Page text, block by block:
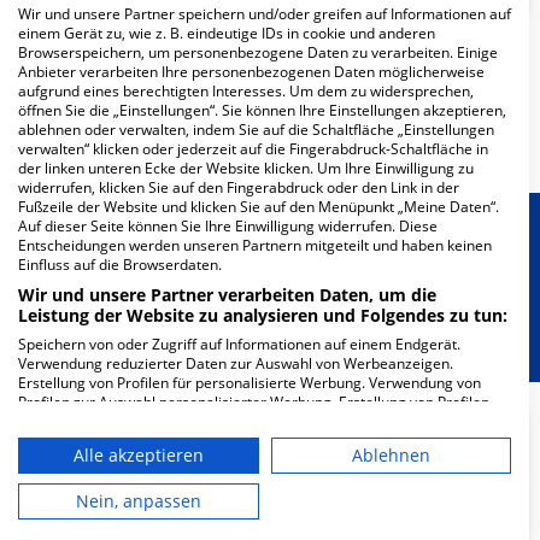
WeitereFachabteilungen 37
Mehr Informationen
Besondere Merkmale
Berücksichtigung von besonderem
Ernährungsbedarf
27.79
Ärzte
Wir und unsere Partner speichern und/oder greifen auf Informationen auf
einem Gerät zu, wie z. B. eindeutige IDs in cookie und anderen
Browserspeichern, um personenbezogene Daten zu verarbeiten. Einige
Anbieter verarbeiten Ihre personenbezogenen Daten möglicherweise
aufgrund eines berechtigten Interesses. Um dem zu widersprechen,
öffnen Sie die „Einstellungen“. Sie können Ihre Einstellungen akzeptieren,
ablehnen oder verwalten, indem Sie auf die Schaltfläche „Einstellungen
verwalten“ klicken oder jederzeit auf die Fingerabdruck-Schaltfläche in
der linken unteren Ecke der Website klicken. Um Ihre Einwilligung zu
widerrufen, klicken Sie auf den Fingerabdruck oder den Link in der
Fußzeile der Website und klicken Sie auf den Menüpunkt „Meine Daten“.
Auf dieser Seite können Sie Ihre Einwilligung widerrufen. Diese
Entscheidungen werden unseren Partnern mitgeteilt und haben keinen
Einfluss auf die Browserdaten.
Wir und unsere Partner verarbeiten Daten, um die
Leistung der Website zu analysieren und Folgendes zu tun:
Speichern von oder Zugriff auf Informationen auf einem Endgerät.
Verwendung reduzierter Daten zur Auswahl von Werbeanzeigen.
Erstellung von Profilen für personalisierte Werbung. Verwendung von
Profilen zur Auswahl personalisierter Werbung. Erstellung von Profilen
personalisierter Inhalte. Messung der Werbeleistung. Messung der
Performance von Inhalten. Analyse von Zielgruppen durch Statistiken
oder Kombinationen von Daten aus verschiedenen Quellen. Entwicklung
und Verbesserung der Angebote. Verwendung reduzierter Daten zur
Auswahl von Inhalten.
Alle akzeptieren
Ablehnen
Nein, anpassen